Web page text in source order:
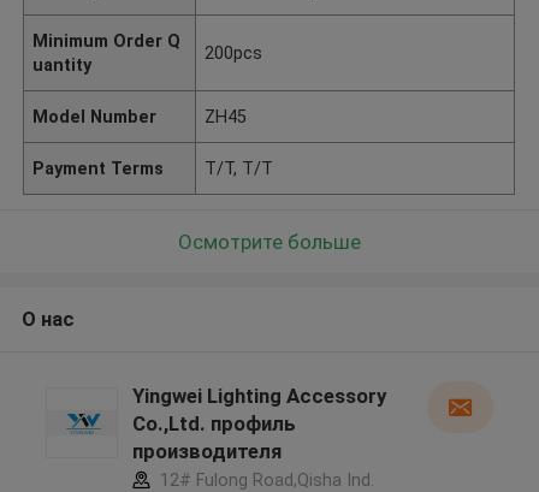
Minimum Order Q
uantity
200pcs
Model Number ZH45
Payment Terms T/T, T/T
Осмотрите больше
О нас
Yingwei Lighting Accessory
Co.,Ltd. профиль
производителя
12# Fulong Road,Qisha Ind.